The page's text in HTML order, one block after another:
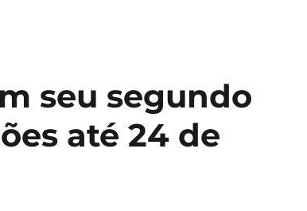
seu segundo
até 24 de